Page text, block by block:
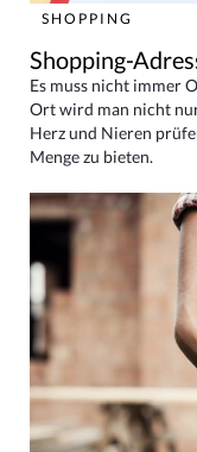
SHOPPING
Shopping-
Es muss nicht immer
Ort wird man nicht
Herz und Nieren
Menge zu bieten.